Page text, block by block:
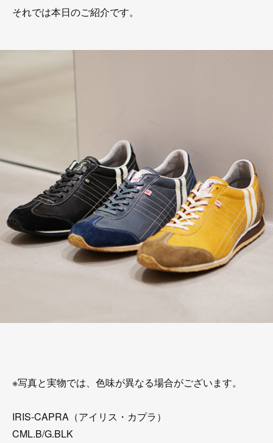
それでは本日のご紹介です。
※写真と実物では、色味が異なる場合がございます。
IRIS-CAPRA（アイリス・カプラ）
CML.B/G.BLK